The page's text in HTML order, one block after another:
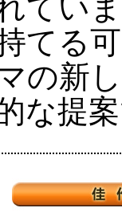
てい
てる
の新
な提